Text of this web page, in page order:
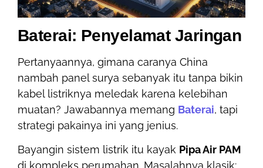
Baterai: Penyelamat Jaringan
Pertanyaannya, gimana caranya China
nambah panel surya sebanyak itu tanpa bikin
kabel listriknya meledak karena kelebihan
muatan? Jawabannya memang Baterai, tapi
strategi pakainya ini yang jenius.
Bayangin sistem listrik itu kayak Pipa Air PAM
di kompleks perumahan. Masalahnya klasik: